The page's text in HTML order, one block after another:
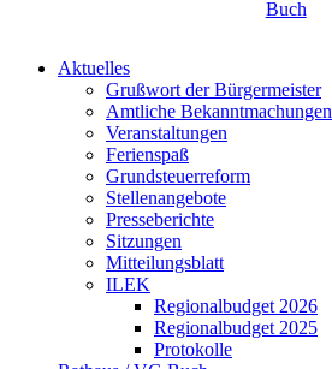
Aktuelles
Grußwort der Bürgermeister
Amtliche Bekanntmachungen
Veranstaltungen
Ferienspaß
Grundsteuerreform
Stellenangebote
Presseberichte
Sitzungen
Mitteilungsblatt
ILEK
Regionalbudget 2026
Regionalbudget 2025
Protokolle